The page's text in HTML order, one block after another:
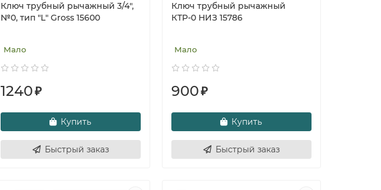
Ключ трубный рычажный 3/4",
№0, тип "L" Gross 15600
Мало
1240₽
Купить
Быстрый заказ
Ключ трубный рычажный
КТР-0 НИЗ 15786
Мало
900₽
Купить
Быстрый заказ